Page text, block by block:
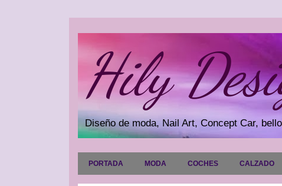
Hily
Diseño de moda, Nail Art, Concept Car,
PORTADA MODA COCHES CALZADO